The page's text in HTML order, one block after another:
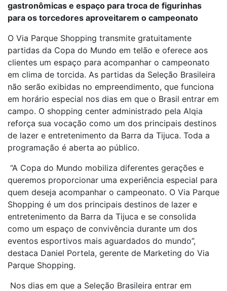
gastronômicas e espaço para troca de figurinhas
para os torcedores aproveitarem o campeonato
O Via Parque Shopping transmite gratuitamente
partidas da Copa do Mundo em telão e oferece aos
clientes um espaço para acompanhar o campeonato
em clima de torcida. As partidas da Seleção Brasileira
não serão exibidas no empreendimento, que funciona
em horário especial nos dias em que o Brasil entrar em
campo. O shopping center administrado pela Alqia
reforça sua vocação como um dos principais destinos
de lazer e entretenimento da Barra da Tijuca. Toda a
programação é aberta ao público.
“A Copa do Mundo mobiliza diferentes gerações e
queremos proporcionar uma experiência especial para
quem deseja acompanhar o campeonato. O Via Parque
Shopping é um dos principais destinos de lazer e
entretenimento da Barra da Tijuca e se consolida
como um espaço de convivência durante um dos
eventos esportivos mais aguardados do mundo”,
destaca Daniel Portela, gerente de Marketing do Via
Parque Shopping.
Nos dias em que a Seleção Brasileira entrar em